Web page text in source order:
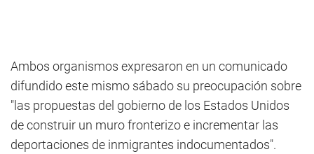
Ambos organismos expresaron en un comunicado
difundido este mismo sábado su preocupación sobre
"las propuestas del gobierno de los Estados Unidos
de construir un muro fronterizo e incrementar las
deportaciones de inmigrantes indocumentados".